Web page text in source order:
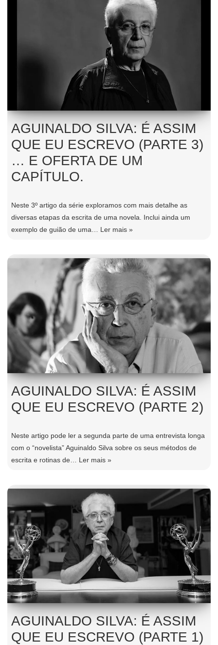
AGUINALDO SILVA: É ASSIM
QUE EU ESCREVO (PARTE 3)
… E OFERTA DE UM
CAPÍTULO.
Neste 3º artigo da série exploramos com mais detalhe as
diversas etapas da escrita de uma novela. Inclui ainda um
exemplo de guião de uma… Ler mais »
AGUINALDO SILVA: É ASSIM
QUE EU ESCREVO (PARTE 2)
Neste artigo pode ler a segunda parte de uma entrevista longa
com o “novelista” Aguinaldo Silva sobre os seus métodos de
escrita e rotinas de… Ler mais »
AGUINALDO SILVA: É ASSIM
QUE EU ESCREVO (PARTE 1)